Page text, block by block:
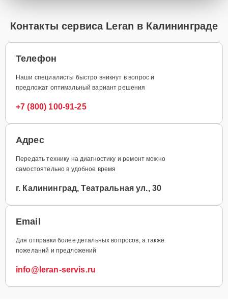
Контакты сервиса Leran в Калининграде
Телефон
Наши специалисты быстро вникнут в вопрос и
предложат оптимальный вариант решения
+7 (800) 100-91-25
Адрес
Передать технику на диагностику и ремонт можно
самостоятельно в удобное время
г. Калининград, Театральная ул., 30
Email
Для отправки более детальных вопросов, а также
пожеланий и предложений
info@leran-servis.ru